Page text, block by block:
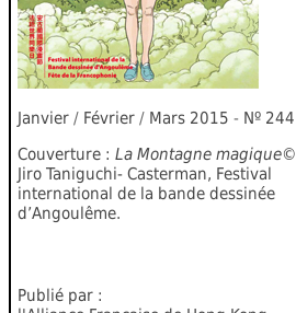
Janvier / Février / Mars 2015 - Nº 244
Couverture : La Montagne magique©
Jiro Taniguchi- Casterman, Festival
international de la bande dessinée
d’Angoulême.
Publié par :